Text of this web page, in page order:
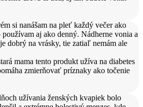
si nanášam na pleť každý večer ako
aj ako denný. Nádherne vonia a
dobrý na vrásky, tie zatiaľ nemám ale
mama tento produkt užíva na diabetes
zmierňovať príznaky ako točenie
užívania ženských kvapiek bolo